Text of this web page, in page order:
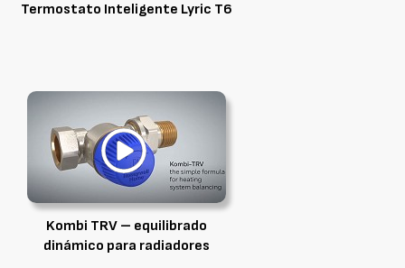
Termostato Inteligente Lyric T6
Kombi TRV – equilibrado
dinámico para radiadores